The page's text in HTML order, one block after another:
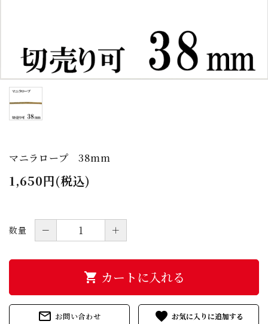
送料について
よくあるご質問
プライバシーポリシー
特定商取引法について
マニラロープ 38mm
1,650円(税込)
数量 － ＋
shopping_cart カートに入れる
mail_outline お問い合わせ favorite